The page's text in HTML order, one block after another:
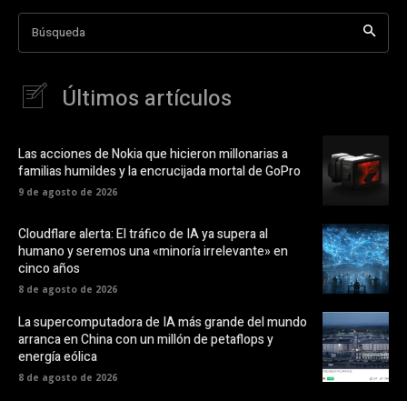
Búsqueda
Últimos artículos
Las acciones de Nokia que hicieron millonarias a
familias humildes y la encrucijada mortal de GoPro
9 de agosto de 2026
Cloudflare alerta: El tráfico de IA ya supera al
humano y seremos una «minoría irrelevante» en
cinco años
8 de agosto de 2026
La supercomputadora de IA más grande del mundo
arranca en China con un millón de petaflops y
energía eólica
8 de agosto de 2026